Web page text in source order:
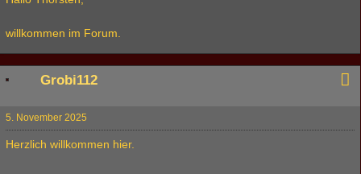
willkommen im Forum.
Grobi112
5. November 2025
Herzlich willkommen hier.